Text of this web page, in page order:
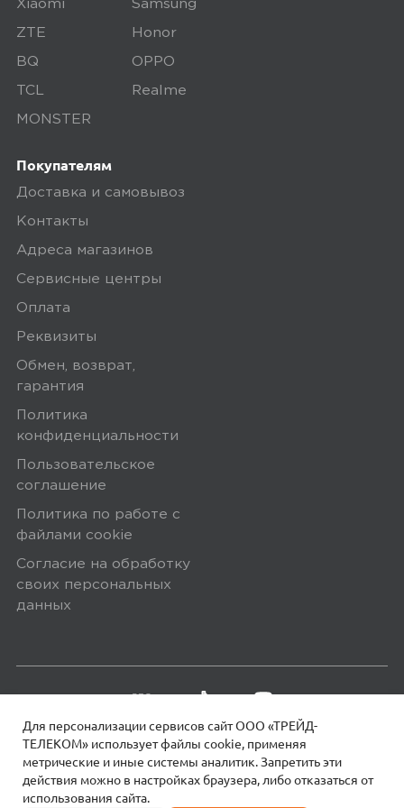
Для персонализации сервисов сайт ООО «ТРЕЙД-
ТЕЛЕКОМ» использует файлы сookie, применяя
метрические и иные системы аналитик. Запретить эти
действия можно в настройках браузера, либо отказаться от
использования сайта.
Пользователь предпочёл скрыть
Александр П.
Уже 2ю такую беру. Дороговато, но
зато быстро приезжает. Сама лента
отличная. Можно управлять кнопкой,
телефоном, Алисой.
Xiaomi Samsung
ZTE Honor
BQ OPPO
TCL Realme
MONSTER
Покупателям
Доставка и самовывоз
Контакты
Адреса магазинов
Сервисные центры
Оплата
Реквизиты
Обмен, возврат,
гарантия
Политика
конфиденциальности
Пользовательское
соглашение
Политика по работе с
файлами сookie
Согласие на обработку
своих персональных
данных
© 2026 МОТИВ. Все права защищены!